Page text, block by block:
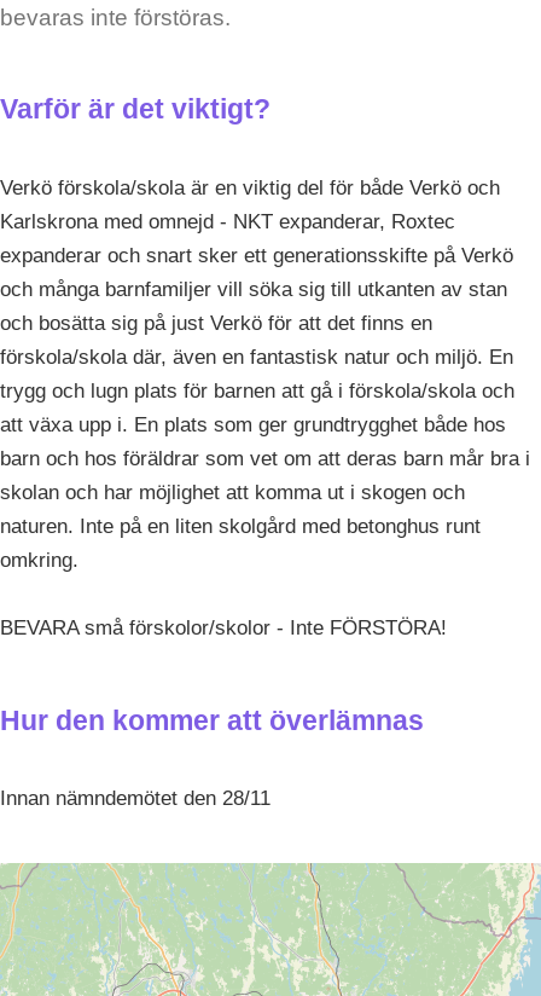
bevaras inte förstöras.
Varför är det viktigt?
Verkö förskola/skola är en viktig del för både Verkö och
Karlskrona med omnejd - NKT expanderar, Roxtec
expanderar och snart sker ett generationsskifte på Verkö
och många barnfamiljer vill söka sig till utkanten av stan
och bosätta sig på just Verkö för att det finns en
förskola/skola där, även en fantastisk natur och miljö. En
trygg och lugn plats för barnen att gå i förskola/skola och
att växa upp i. En plats som ger grundtrygghet både hos
barn och hos föräldrar som vet om att deras barn mår bra i
skolan och har möjlighet att komma ut i skogen och
naturen. Inte på en liten skolgård med betonghus runt
omkring.
BEVARA små förskolor/skolor - Inte FÖRSTÖRA!
Hur den kommer att överlämnas
Innan nämndemötet den 28/11